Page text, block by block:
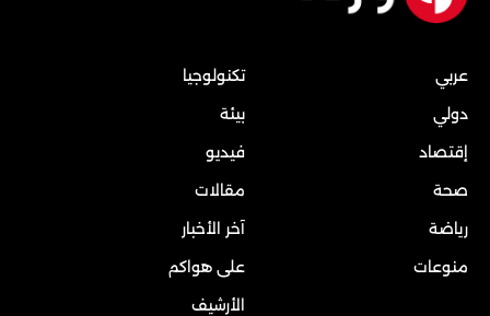
عربي
دولي
إقتصاد
صحة
رياضة
منوعات
تكنولوجيا
بيئة
فيديو
مقالات
آخر الأخبار
على هواكم
الأرشيف